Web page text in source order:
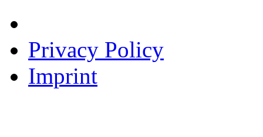
Privacy Policy
Imprint